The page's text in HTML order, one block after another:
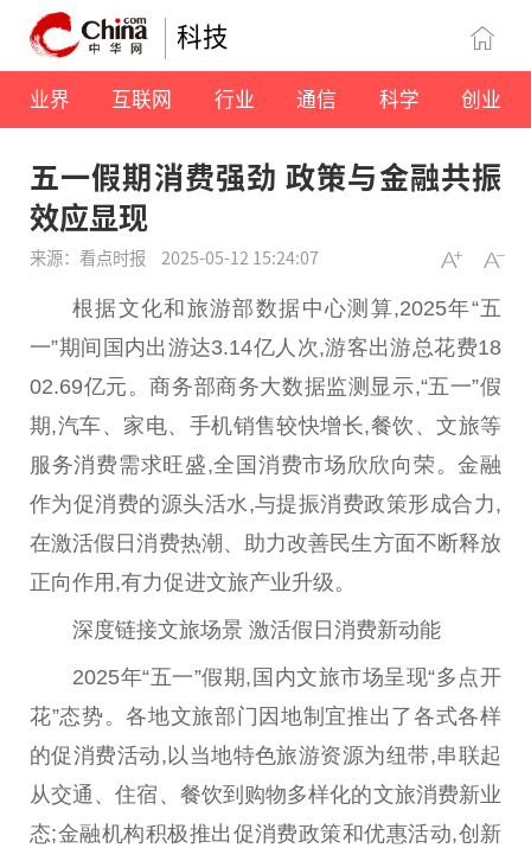
科技
业界 互联网 行业 通信 科学 创业
五一假期消费强劲 政策与金融共振
效应显现
来源：看点时报 2025-05-12 15:24:07
根据文化和旅游部数据中心测算,2025年“五
一”期间国内出游达3.14亿人次,游客出游总花费18
02.69亿元。商务部商务大数据监测显示,“五一”假
期,汽车、家电、手机销售较快增长,餐饮、文旅等
服务消费需求旺盛,全国消费市场欣欣向荣。金融
作为促消费的源头活水,与提振消费政策形成合力,
在激活假日消费热潮、助力改善民生方面不断释放
正向作用,有力促进文旅产业升级。
深度链接文旅场景 激活假日消费新动能
2025年“五一”假期,国内文旅市场呈现“多点开
花”态势。各地文旅部门因地制宜推出了各式各样
的促消费活动,以当地特色旅游资源为纽带,串联起
从交通、住宿、餐饮到购物多样化的文旅消费新业
态;金融机构积极推出促消费政策和优惠活动,创新